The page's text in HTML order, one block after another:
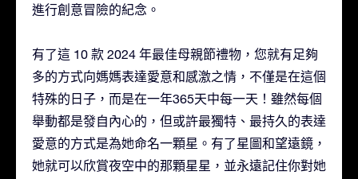
進行創意冒險的紀念。
有了這 10 款 2024 年最佳母親節禮物，您就有足夠
多的方式向媽媽表達愛意和感激之情，不僅是在這個
特殊的日子，而是在一年365天中每一天！雖然每個
舉動都是發自內心的，但或許最獨特、最持久的表達
愛意的方式是為她命名一顆星。有了星圖和望遠鏡，
她就可以欣賞夜空中的那顆星星，並永遠記住你對她